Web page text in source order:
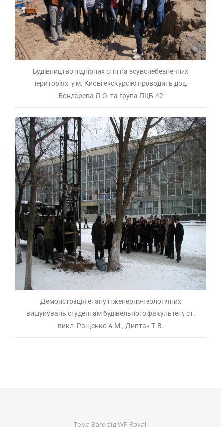
Будівництво підпірних стін на зсувонебезпечних
територіях ​ у м. Києві екскурсію проводить доц.
Бондарева Л.О. та група ПЦБ-42​
Демонстрація етапу інженерно-геологічних
вишукувань студентам будівельного факультету ст.
викл. Ращенко А.М., Диптан Т.В.
Тема Bard відWP Royal.